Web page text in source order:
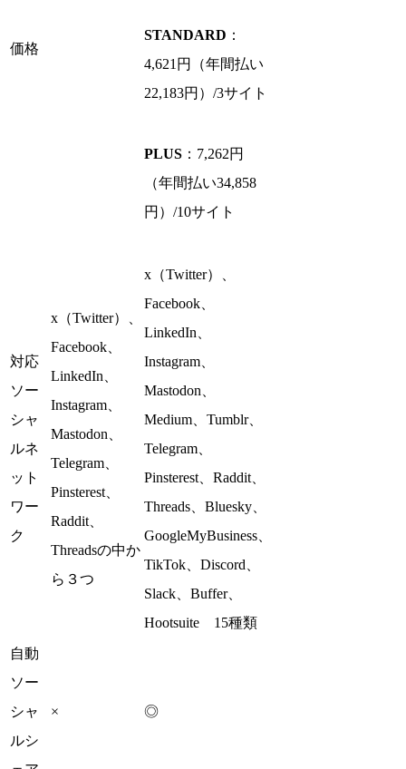
価格
STANDARD ：
4,621円（年間払い
22,183円）/3サイト
PLUS ：7,262円
（年間払い34,858
円）/10サイト
対応
ソー
シャ
ルネ
ット
ワー
ク
x（Twitter）、
Facebook、
LinkedIn、
Instagram、
Mastodon、
Telegram、
Pinsterest、
Raddit、
Threadsの中か
ら３つ
x（Twitter）、
Facebook、
LinkedIn、
Instagram、
Mastodon、
Medium、Tumblr、
Telegram、
Pinsterest、Raddit、
Threads、Bluesky、
GoogleMyBusiness、
TikTok、Discord、
Slack、Buffer、
Hootsuite 15種類
自動
ソー
シャ
ルシ
× ◎